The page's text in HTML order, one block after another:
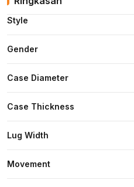
Style
Gender
Case Diameter
Case Thickness
Lug Width
Movement